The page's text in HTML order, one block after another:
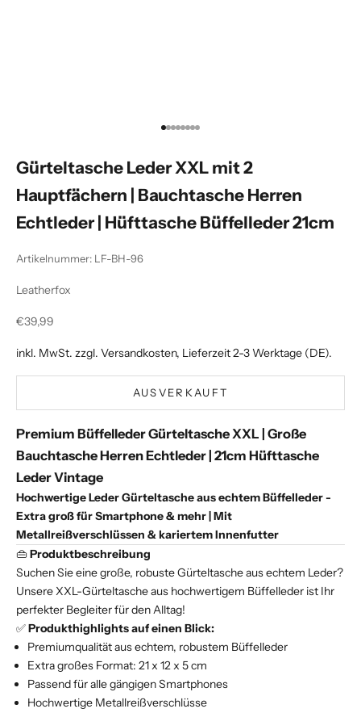
Gehe zu Element 1
Gehe zu Element 2
Gehe zu Element 3
Gehe zu Element 4
Gehe zu Element 5
Gehe zu Element 6
Gehe zu Element 7
Gehe zu Element 8
Gürteltasche Leder XXL mit 2
Hauptfächern | Bauchtasche Herren
Echtleder | Hüfttasche Büffelleder 21cm
Artikelnummer: LF-BH-96
Leatherfox
Angebot
€39,99
inkl. MwSt. zzgl. Versandkosten, Lieferzeit 2-3 Werktage (DE).
AUSVERKAUFT
Premium Büffelleder Gürteltasche XXL | Große
Bauchtasche Herren Echtleder | 21cm Hüfttasche
Leder Vintage
Hochwertige Leder Gürteltasche aus echtem Büffelleder -
Extra groß für Smartphone & mehr | Mit
Metallreißverschlüssen & kariertem Innenfutter
👜Produktbeschreibung
Suchen Sie eine große, robuste Gürteltasche aus echtem Leder?
Unsere XXL-Gürteltasche aus hochwertigem Büffelleder ist Ihr
perfekter Begleiter für den Alltag!
✅Produkthighlights auf einen Blick:
Premiumqualität aus echtem, robustem Büffelleder
Extra großes Format: 21 x 12 x 5 cm
Passend für alle gängigen Smartphones
Hochwertige Metallreißverschlüsse